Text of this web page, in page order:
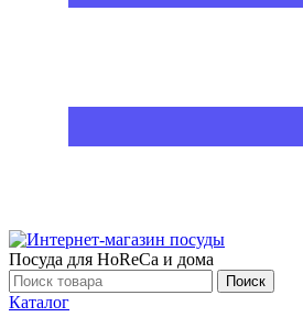
Посуда для HoReCa и дома
Поиск
Каталог